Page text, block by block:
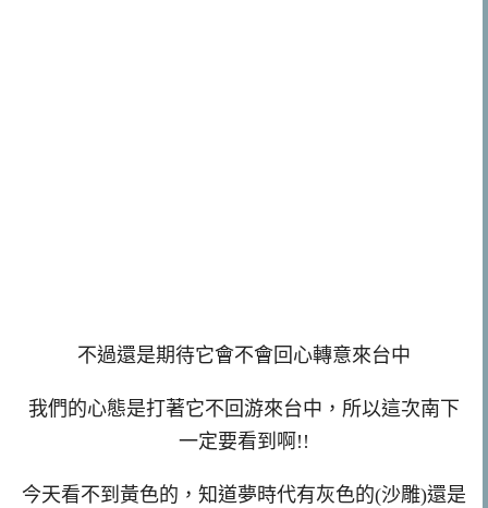
不過還是期待它會不會回心轉意來台中
我們的心態是打著它不回游來台中，所以這次南下
一定要看到啊!!
今天看不到黃色的，知道夢時代有灰色的(沙雕)還是